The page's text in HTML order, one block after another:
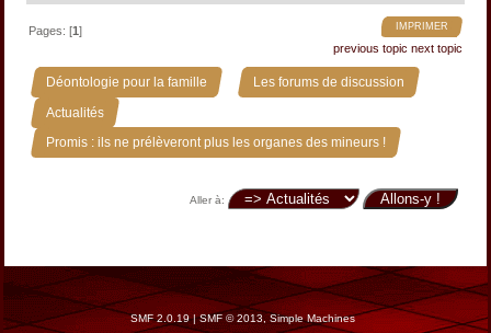
IMPRIMER
Pages: [1]
previous topic next topic
Déontologie pour la famille » Les forums de discussion »
Actualités »
Promis : ils ne prélèveront plus les organes des mineurs !
Aller à:
SMF 2.0.19|SMF © 2013 Simple Machines